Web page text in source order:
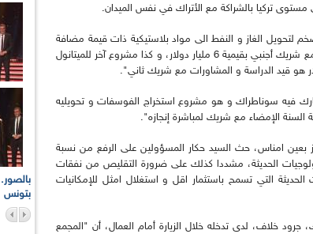
تركيا بالشراكة مع الأتراك في نفس الميدان.
الغاز و النفط الى مواد بلاستيكية ذات قيمة مضافة
على مستوى ولاية سكيكدة و هو الآن في مرحلة المشاورات مع شريك أجنبي بقيمية 6 مليار دولار، و كذا مشروع آخر للميتانول
فيه سوناطراك و هو مشروع استخراج الفوسفات و تحويليه
بعين امناس، حث السيد حكار المسؤولين على الرفع من نسبة
40 بالمائة باستعمال التكنولوجيات الحديثة، مشددا كذلك على ضرورة التقليص من نفقات
التي تسمح باستثمار اقل و استغلال امثل للإمكانيات
جرود خلاف، لدى تدخله خلال الزيارة أمام العمال، أن "المجمع
بتونس
الإذاعة الجزائرية تقف دقيقة صمت ترحما على أرواح شهداءوالجهوية